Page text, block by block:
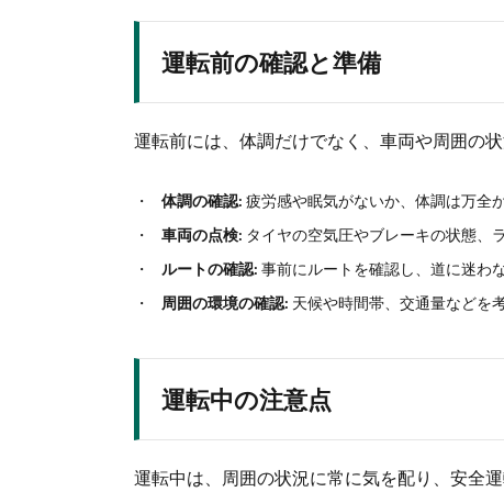
運転前の確認と準備
運転前には、体調だけでなく、車両や周囲の
体調の確認: 疲労感や眠気がないか、体調は万全
車両の点検: タイヤの空気圧やブレーキの状態、
ルートの確認: 事前にルートを確認し、道に迷わ
周囲の環境の確認: 天候や時間帯、交通量などを
運転中の注意点
運転中は、周囲の状況に常に気を配り、安全運